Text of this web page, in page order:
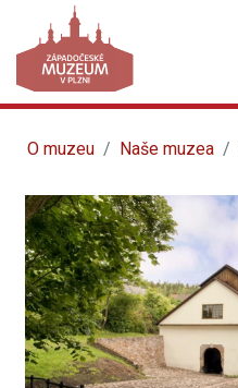
O muzeu Naše muzea